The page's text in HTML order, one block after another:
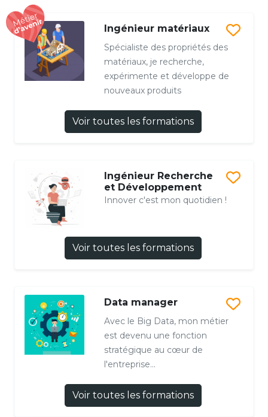
Ingénieur matériaux
Spécialiste des propriétés des
matériaux, je recherche,
expérimente et développe de
nouveaux produits
Voir toutes les formations
Ingénieur Recherche
et Développement
Innover c'est mon quotidien !
Voir toutes les formations
Data manager
Avec le Big Data, mon métier
est devenu une fonction
stratégique au cœur de
l'entreprise...
Voir toutes les formations